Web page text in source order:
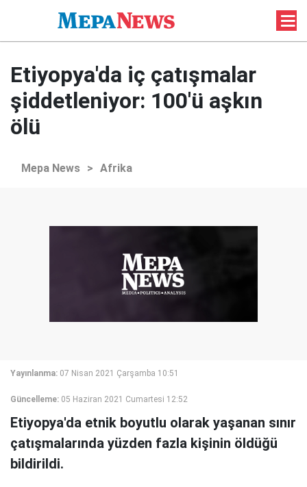
Etiyopya'da iç çatışmalar
şiddetleniyor: 100'ü aşkın
ölü
Mepa News > Afrika
Yayınlanma: 07 Nisan 2021 Çarşamba 10:51
Güncelleme: 05 Haziran 2021 Cumartesi 12:52
Etiyopya'da etnik boyutlu olarak yaşanan sınır
çatışmalarında yüzden fazla kişinin öldüğü
bildirildi.